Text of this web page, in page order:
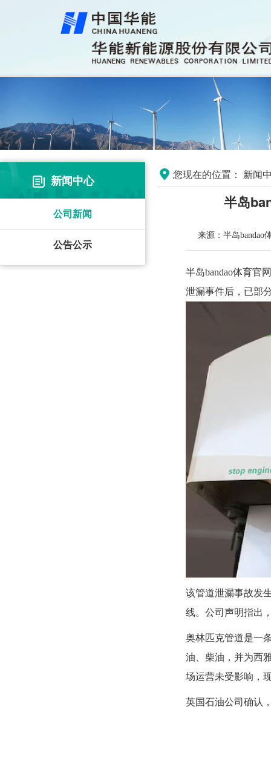
新闻中心
公司新闻
公告公示
您现在的位置： 新闻
半岛
来源：半岛bandao
半岛bandao体育官
泄漏事件后，已部
该管道泄漏事故发
线。公司声明指出
奥林匹克管道是一
油、柴油，并为西
场运营未受影响，
英国石油公司确认